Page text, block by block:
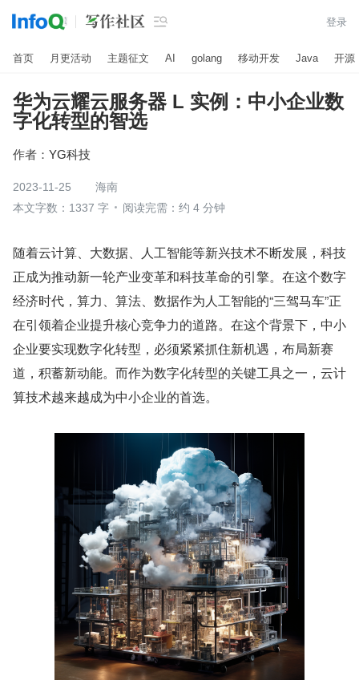
 登录
首页 月更活动 主题征文 AI golang 移动开发 Java 开源
华为云耀云服务器 L 实例：中小企业数
字化转型的智选
作者： YG科技
2023-11-25
海南
本文字数：1337 字
阅读完需：约 4 分钟
随着云计算、大数据、人工智能等新兴技术不断发展，科技
正成为推动新一轮产业变革和科技革命的引擎。在这个数字
经济时代，算力、算法、数据作为人工智能的“三驾马车”正
在引领着企业提升核心竞争力的道路。在这个背景下，中小
企业要实现数字化转型，必须紧紧抓住新机遇，布局新赛
道，积蓄新动能。而作为数字化转型的关键工具之一，云计
算技术越来越成为中小企业的首选。